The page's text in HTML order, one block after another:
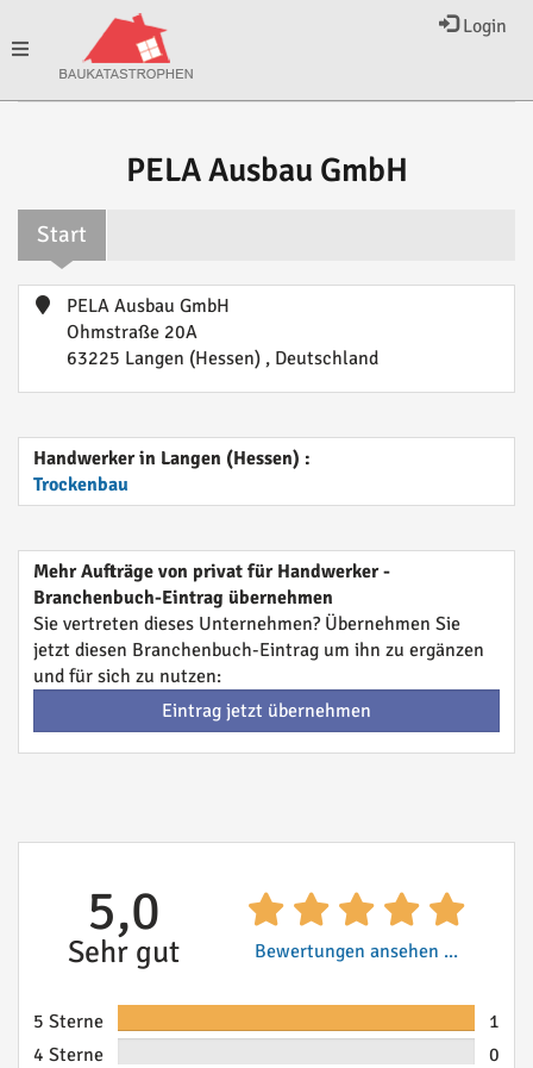
Login
Toggle
PELA Ausbau GmbH
Start
PELA Ausbau GmbH
Ohmstraße 20A
63225 Langen (Hessen) , Deutschland
Handwerker in Langen (Hessen) :
Trockenbau
Mehr Aufträge von privat für Handwerker -
Branchenbuch-Eintrag übernehmen
Sie vertreten dieses Unternehmen? Übernehmen Sie
jetzt diesen Branchenbuch-Eintrag um ihn zu ergänzen
und für sich zu nutzen:
Eintrag jetzt übernehmen
5,0
Sehr gut Bewertungen ansehen ...
5 Sterne
1
4 Sterne
0